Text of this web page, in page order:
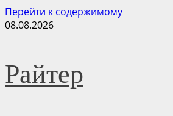
Перейти к содержимому
08.08.2026
Райтер